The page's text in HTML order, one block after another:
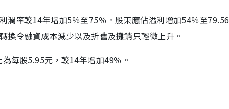
潤率較14年增加5％至75％。股東應佔溢利增加54％至79.56
換令融資成本減少以及折舊及攤銷只輕微上升。
每股5.95元，較14年增加49％。